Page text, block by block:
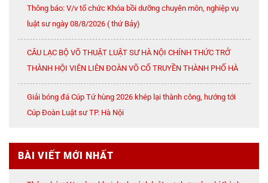
Thông báo: V/v tổ chức Khóa bồi dưỡng chuyên môn, nghiệp vụ
luật sư ngày 08/8/2026 ( thứ Bảy)
CÂU LẠC BỘ VÕ THUẬT LUẬT SƯ HÀ NỘI CHÍNH THỨC TRỞ
THÀNH HỘI VIÊN LIÊN ĐOÀN VÕ CỔ TRUYỀN THÀNH PHỐ HÀ
NỘI
Giải bóng đá Cúp Tứ hùng 2026 khép lại thành công, hướng tới
Cúp Đoàn Luật sư TP. Hà Nội
BÀI VIẾT MỚI NHẤT